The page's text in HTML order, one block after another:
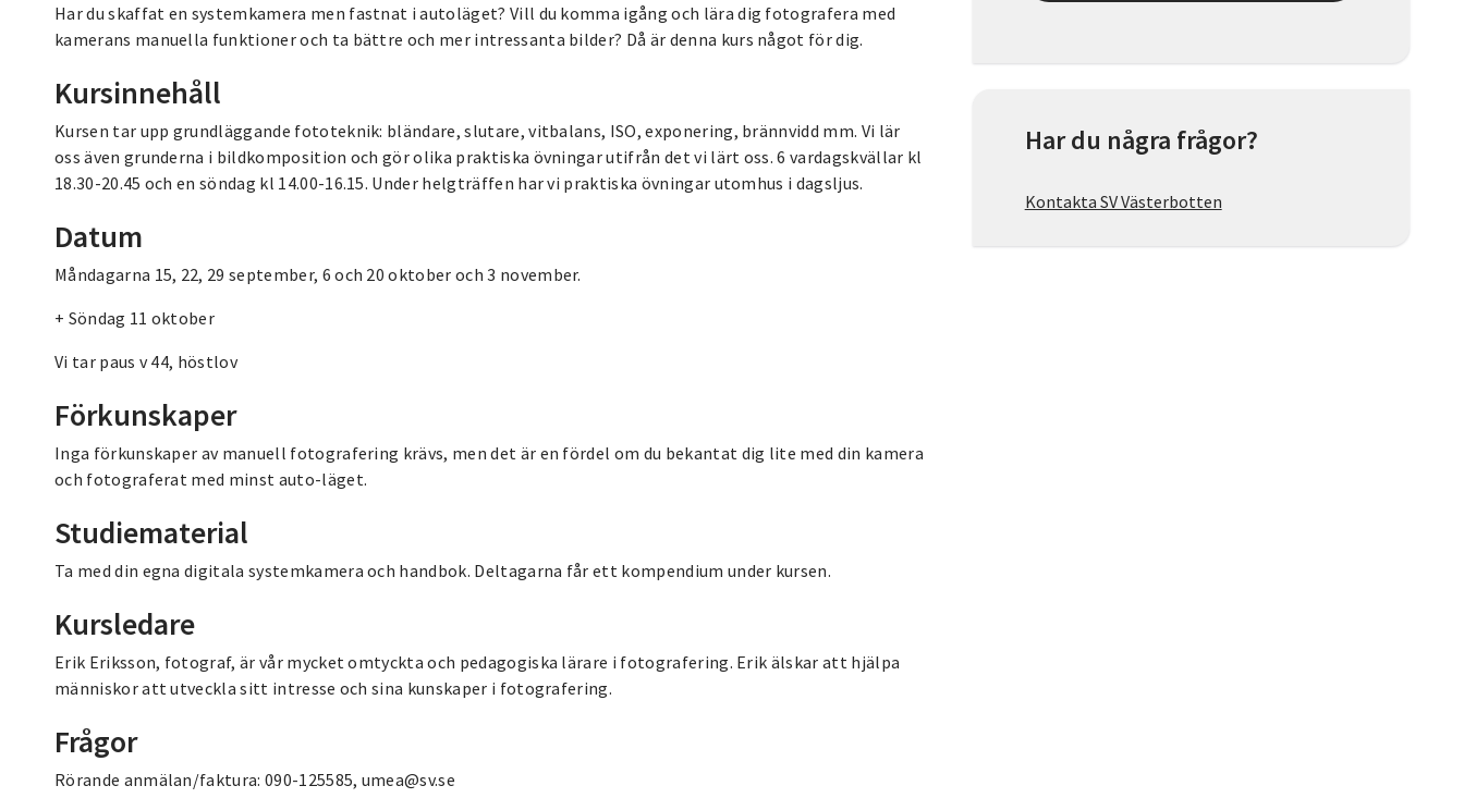
Har du skaffat en systemkamera men fastnat i autoläget? Vill du komma igång och lära dig fotografera med
kamerans manuella funktioner och ta bättre och mer intressanta bilder? Då är denna kurs något för dig.
Kursinnehåll
Kursen tar upp grundläggande fototeknik: bländare, slutare, vitbalans, ISO, exponering, brännvidd mm. Vi lär
oss även grunderna i bildkomposition och gör olika praktiska övningar utifrån det vi lärt oss. 6 vardagskvällar kl
18.30-20.45 och en söndag kl 14.00-16.15. Under helgträffen har vi praktiska övningar utomhus i dagsljus.
Datum
Måndagarna 15, 22, 29 september, 6 och 20 oktober och 3 november.
+ Söndag 11 oktober
Vi tar paus v 44, höstlov
Förkunskaper
Inga förkunskaper av manuell fotografering krävs, men det är en fördel om du bekantat dig lite med din kamera
och fotograferat med minst auto-läget.
Studiematerial
Ta med din egna digitala systemkamera och handbok. Deltagarna får ett kompendium under kursen.
Kursledare
Erik Eriksson, fotograf, är vår mycket omtyckta och pedagogiska lärare i fotografering. Erik älskar att hjälpa
människor att utveckla sitt intresse och sina kunskaper i fotografering.
Frågor
Rörande anmälan/faktura: 090-125585, umea@sv.se
Har du några frågor?
Kontakta SV Västerbotten